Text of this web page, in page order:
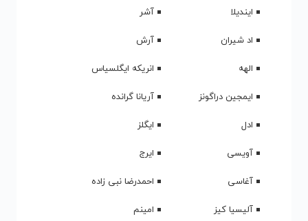
ایندیلا
آشر
اد شیران
آرش
الهه
انریکه ایگلسیاس
ایمجین دراگونز
آریانا گرانده
ادل
ایگلز
آویسی
ایرج
آغاسی
احمدرضا نبی زاده
آلیسیا کیز
امینم